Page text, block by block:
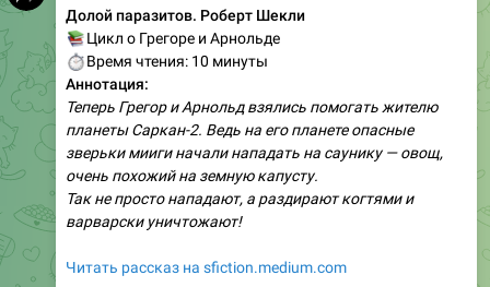
Долой паразитов. Роберт Шекли
Цикл о Грегоре и Арнольде
Время чтения: 10 минуты
Аннотация:
Теперь Грегор и Арнольд взялись помогать жителю
планеты Саркан-2. Ведь на его планете опасные
зверьки мииги начали нападать на саунику — овощ,
очень похожий на земную капусту.
Так не просто нападают, а раздирают когтями и
варварски уничтожают!
Читать рассказ на sfiction.medium.com